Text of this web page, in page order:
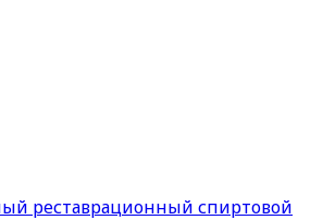
реставрационный спиртовой